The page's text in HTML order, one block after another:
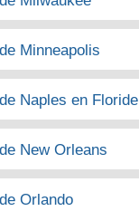
Minneapolis
Naples en Floride
New Orleans
Orlando